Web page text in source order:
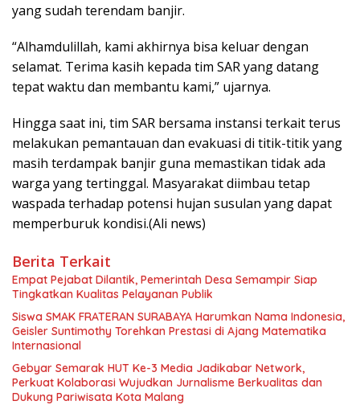
yang sudah terendam banjir.
“Alhamdulillah, kami akhirnya bisa keluar dengan
selamat. Terima kasih kepada tim SAR yang datang
tepat waktu dan membantu kami,” ujarnya.
Hingga saat ini, tim SAR bersama instansi terkait terus
melakukan pemantauan dan evakuasi di titik-titik yang
masih terdampak banjir guna memastikan tidak ada
warga yang tertinggal. Masyarakat diimbau tetap
waspada terhadap potensi hujan susulan yang dapat
memperburuk kondisi.(Ali news)
Berita Terkait
Empat Pejabat Dilantik, Pemerintah Desa Semampir Siap
Tingkatkan Kualitas Pelayanan Publik
Siswa SMAK FRATERAN SURABAYA Harumkan Nama Indonesia,
Geisler Suntimothy Torehkan Prestasi di Ajang Matematika
Internasional
Gebyar Semarak HUT Ke-3 Media Jadikabar Network,
Perkuat Kolaborasi Wujudkan Jurnalisme Berkualitas dan
Dukung Pariwisata Kota Malang